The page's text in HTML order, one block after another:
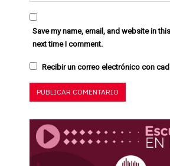
Save my name, email, and website in
next time I comment.
Recibir un correo electrónico con